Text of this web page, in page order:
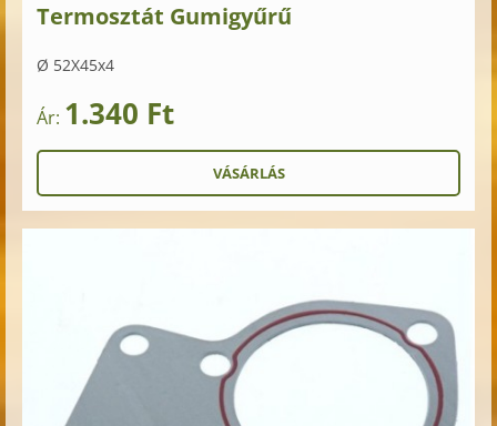
Termosztát Gumigyűrű
Ø 52X45x4
Ár: 1.340 Ft